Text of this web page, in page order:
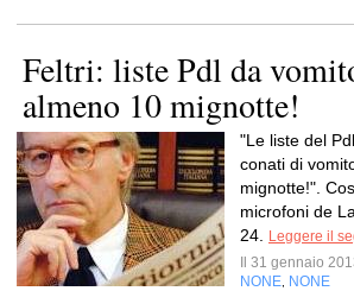
Feltri: liste Pdl da
almeno 10 mignotte!
"Le liste del
conati di
mignotte!".
microfoni de
24.
Leggere il
Il 31 gennaio
NONE NONE